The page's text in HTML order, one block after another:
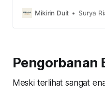
kejadian di ritel, tapi juga
Kira-kira, dia ada nyesel
Mikirin Duit Surya
Pengorbanan
Meski terlihat sangat